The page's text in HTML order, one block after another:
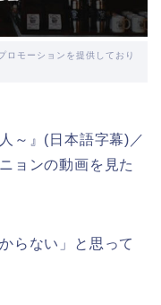
ロモーションを提供しており
～』(日本語字幕)／
ョンの動画を見た
らない」と思って